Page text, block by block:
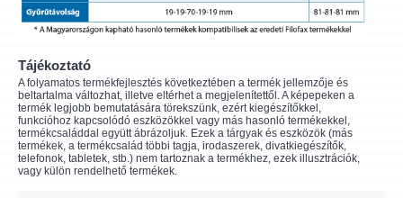
Tájékoztató
A folyamatos termékfejlesztés következtében a termék jellemzője és
beltartalma változhat, illetve eltérhet a megjelenítettől. A képepeken a
termék legjobb bemutatására törekszünk, ezért kiegészítőkkel,
funkcióhoz kapcsolódó eszközökkel vagy más hasonló termékekkel,
termékcsaláddal együtt ábrázoljuk. Ezek a tárgyak és eszközök (más
termékek, a termékcsalád többi tagja, irodaszerek, divatkiegészítők,
telefonok, tabletek, stb.) nem tartoznak a termékhez, ezek illusztrációk,
vagy külön rendelhető termékek.